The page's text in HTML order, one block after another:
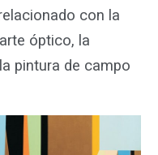
con la
óptico, la
pintura de campo